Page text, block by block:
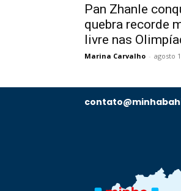
Pan Zhanle
quebra recorde
livre nas
Marina Carvalho - agosto